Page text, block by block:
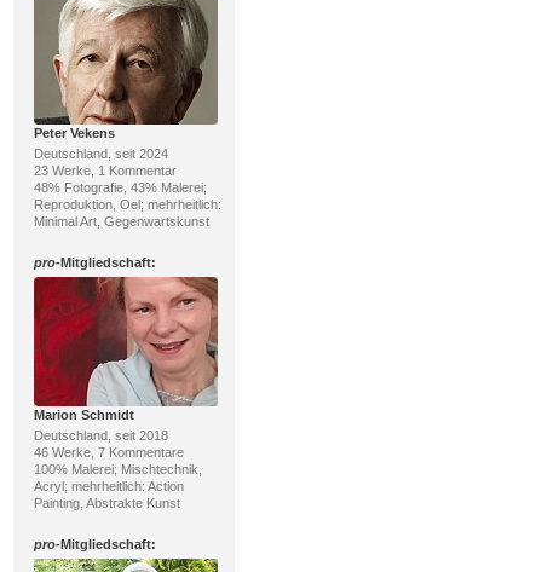
Peter Vekens
Deutschland, seit 2024
23 Werke, 1 Kommentar
48% Fotografie, 43% Malerei;
Reproduktion, Oel; mehrheitlich:
Minimal Art, Gegenwartskunst
pro-Mitgliedschaft:
Marion Schmidt
Deutschland, seit 2018
46 Werke, 7 Kommentare
100% Malerei; Mischtechnik,
Acryl; mehrheitlich: Action
Painting, Abstrakte Kunst
pro-Mitgliedschaft: